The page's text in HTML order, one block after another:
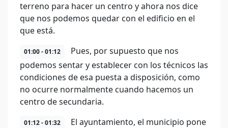
terreno para hacer un centro y ahora nos dice
que nos podemos quedar con el edificio en el
que está.
01:00 - 01:12
Pues, por supuesto que nos
podemos sentar y establecer con los técnicos las
condiciones de esa puesta a disposición, como
no ocurre normalmente cuando hacemos un
centro de secundaria.
01:12 - 01:32
El ayuntamiento, el municipio pone